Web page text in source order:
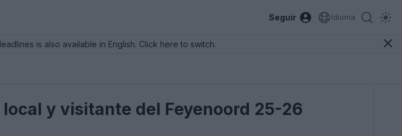
Seguir Idioma
is also available in English. Click here to switch.
y visitante del Feyenoord 25-26